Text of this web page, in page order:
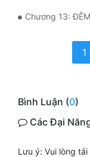
Mưu Mô
Ngược
Chương 13:
1
Bình Luận (0)
Các Đại
Lưu ý: Vui lòng